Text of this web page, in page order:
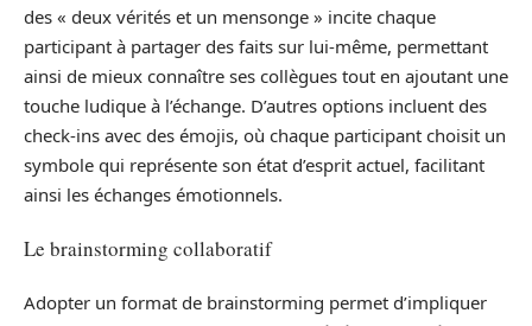
des « deux vérités et un mensonge » incite chaque
participant à partager des faits sur lui-même, permettant
ainsi de mieux connaître ses collègues tout en ajoutant une
touche ludique à l’échange. D’autres options incluent des
check-ins avec des émojis, où chaque participant choisit un
symbole qui représente son état d’esprit actuel, facilitant
ainsi les échanges émotionnels.
Le brainstorming collaboratif
Adopter un format de brainstorming permet d’impliquer